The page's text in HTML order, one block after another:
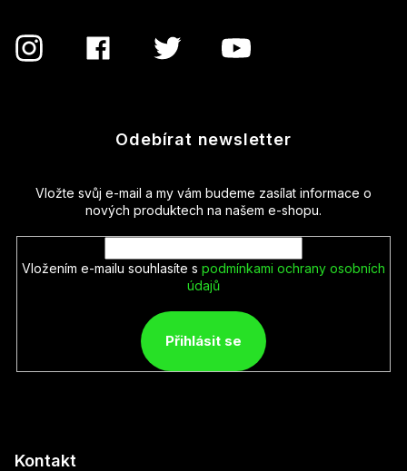
Odebírat newsletter
Vložte svůj e-mail a my vám budeme zasílat informace o
nových produktech na našem e-shopu.
Vložením e-mailu souhlasíte s podmínkami ochrany osobních
údajů
Přihlásit se
Kontakt